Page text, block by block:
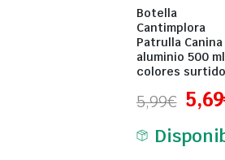
Botella
Cantimplora
Patrulla Canina
aluminio 500
colores
5,99€ 5,69